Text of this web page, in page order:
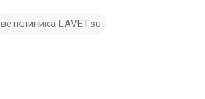
ветклиника LAVET.su